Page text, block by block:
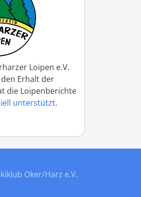
Loipen e.V.
Erhalt der
die Loipenberichte
unterstützt.
Oker/Harz e.V.